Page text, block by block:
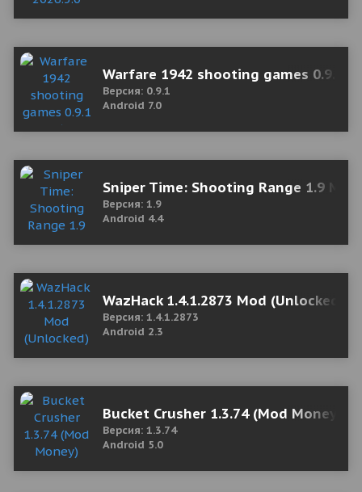
Warfare 1942 shooting games 0.9.1
Версия: 0.9.1
Android 7.0
Sniper Time: Shooting Range 1.9
Версия: 1.9
Android 4.4
WazHack 1.4.1.2873 Mod (Unlocked)
Версия: 1.4.1.2873
Android 2.3
Bucket Crusher 1.3.74 (Mod Money)
Версия: 1.3.74
Android 5.0